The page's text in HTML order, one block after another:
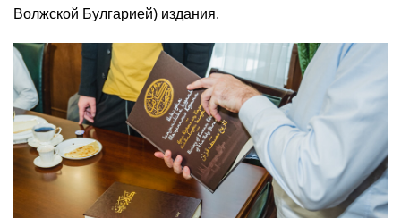
Волжской Булгарией) издания.